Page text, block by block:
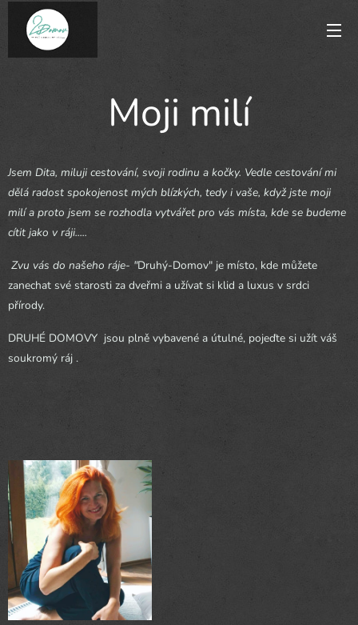
Moji milí
Jsem Dita, miluji cestování, svoji rodinu a kočky. Vedle cestování mi
dělá radost spokojenost mých blízkých, tedy i vaše, když jste moji
milí a proto jsem se rozhodla vytvářet pro vás místa, kde se budeme
cítit jako v ráji.....
Zvu vás do našeho ráje- "Druhý-Domov" je místo, kde můžete
zanechat své starosti za dveřmi a užívat si klid a luxus v srdci
přírody.
DRUHÉ DOMOVY jsou plně vybavené a útulné, pojeďte si užít váš
soukromý ráj .